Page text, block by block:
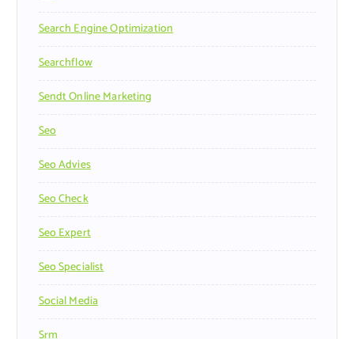
Search Engine Optimization
Searchflow
Sendt Online Marketing
Seo
Seo Advies
Seo Check
Seo Expert
Seo Specialist
Social Media